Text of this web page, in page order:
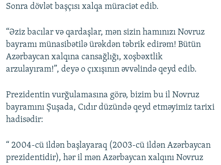
Sonra dövlət başçısı xalqa müraciət edib.
“Əziz bacılar və qardaşlar, mən sizin hamınızı Novruz
bayramı münasibətilə ürəkdən təbrik edirəm! Bütün
Azərbaycan xalqına cansağlığı, xoşbəxtlik
arzulayıram!”, deyə o çıxışının əvvəlində qeyd edib.
Prezidentin vurğulamasına görə, bizim bu il Novruz
bayramını Şuşada, Cıdır düzündə qeyd etməyimiz tarixi
hadisədir:
“ 2004-cü ildən başlayaraq (2003-cü ildən Azərbaycan
prezidentidir), hər il mən Azərbaycan xalqını Novruz